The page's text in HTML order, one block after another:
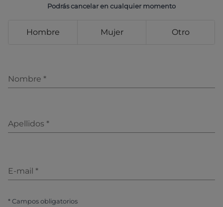
Podrás cancelar en cualquier momento
Hombre Mujer Otro
Nombre *
Apellidos *
E-mail *
* Campos obligatorios